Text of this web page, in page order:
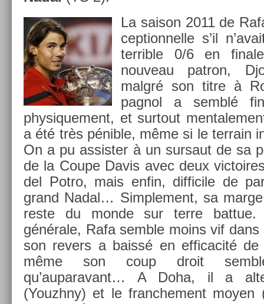
La saison 2011 de
cep­tion­nelle s’il
ter­rible 0/6 en
nouveau pat­ron,
malgré son titre à
pagnol a semblé
physique­ment, et sur­tout
a été très pénible, même si le ter­rain
On a pu as­sist­er à un sur­saut de sa
de la Coupe Davis avec deux
del Potro, mais enfin, dif­ficile de
grand Nadal… Simple­ment, sa
reste du monde sur terre bat­tue.
générale, Rafa semble moins vif
son re­v­ers a baissé en ef­ficacité de
même son coup droit
qu’auparavant… A Doha, il a
(Youzhny) et le franche­ment moyen